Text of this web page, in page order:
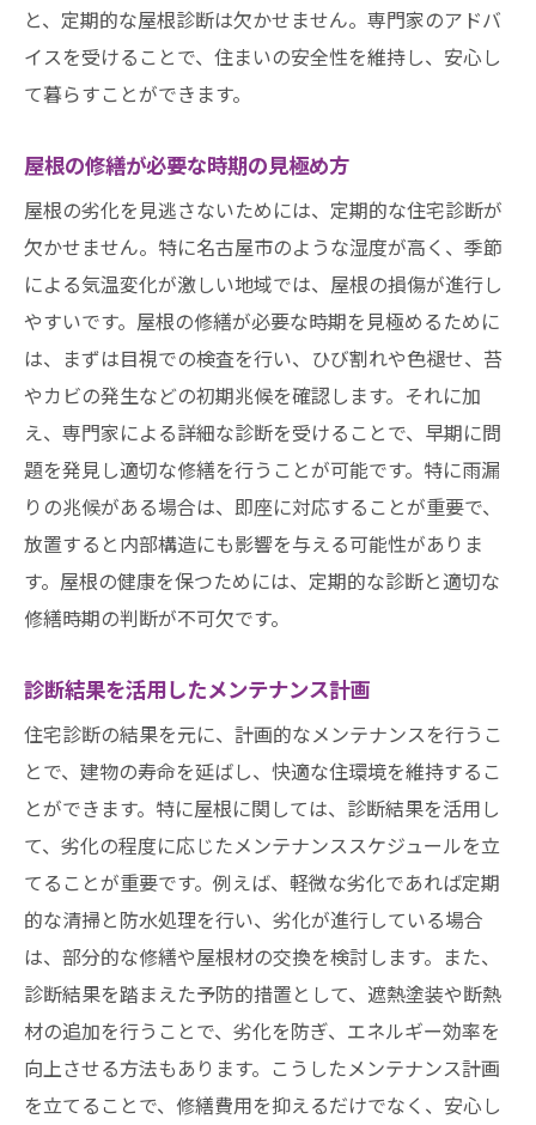
と、定期的な屋根診断は欠かせません。専門家のアドバ
イスを受けることで、住まいの安全性を維持し、安心し
て暮らすことができます。
屋根の修繕が必要な時期の見極め方
屋根の劣化を見逃さないためには、定期的な住宅診断が
欠かせません。特に名古屋市のような湿度が高く、季節
による気温変化が激しい地域では、屋根の損傷が進行し
やすいです。屋根の修繕が必要な時期を見極めるために
は、まずは目視での検査を行い、ひび割れや色褪せ、苔
やカビの発生などの初期兆候を確認します。それに加
え、専門家による詳細な診断を受けることで、早期に問
題を発見し適切な修繕を行うことが可能です。特に雨漏
りの兆候がある場合は、即座に対応することが重要で、
放置すると内部構造にも影響を与える可能性がありま
す。屋根の健康を保つためには、定期的な診断と適切な
修繕時期の判断が不可欠です。
診断結果を活用したメンテナンス計画
住宅診断の結果を元に、計画的なメンテナンスを行うこ
とで、建物の寿命を延ばし、快適な住環境を維持するこ
とができます。特に屋根に関しては、診断結果を活用し
て、劣化の程度に応じたメンテナンススケジュールを立
てることが重要です。例えば、軽微な劣化であれば定期
的な清掃と防水処理を行い、劣化が進行している場合
は、部分的な修繕や屋根材の交換を検討します。また、
診断結果を踏まえた予防的措置として、遮熱塗装や断熱
材の追加を行うことで、劣化を防ぎ、エネルギー効率を
向上させる方法もあります。こうしたメンテナンス計画
を立てることで、修繕費用を抑えるだけでなく、安心し